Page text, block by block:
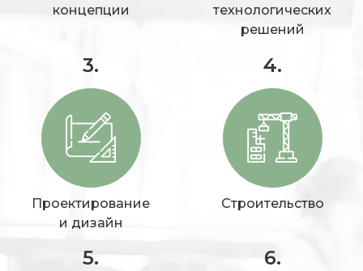
концепции
технологических
решений
3.
Проектирование
и дизайн
4.
Строительство
5. 6.